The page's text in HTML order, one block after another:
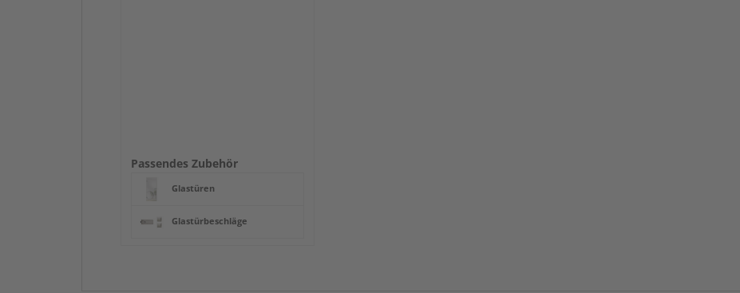
Passendes Zubehör
Glastüren
Glastürbeschläge